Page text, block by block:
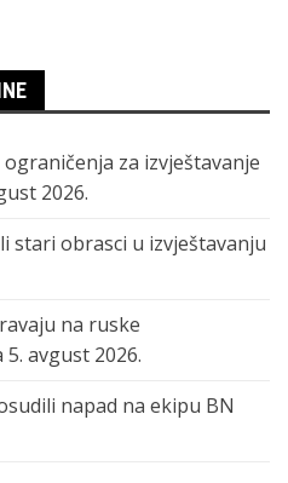
ograničenja za izvještavanje
2026.
stari obrasci u izvještavanju
na ruske
5. avgust 2026.
napad na ekipu BN